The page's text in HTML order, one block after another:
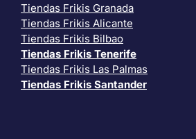
Tiendas Frikis Granada
Tiendas Frikis Alicante
Tiendas Frikis Bilbao
Tiendas Frikis Tenerife
Tiendas Frikis Las Palmas
Tiendas Frikis Santander